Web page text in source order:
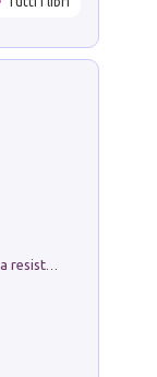
Memorial Santa Giulia. Sculture per la resistenza Monchio di Palagano